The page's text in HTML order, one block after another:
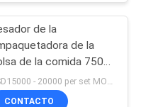
de la
de la
de la comida 750kg
para contar la
CONTACTO